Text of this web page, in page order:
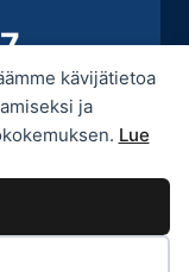
kävijätietoa
ja
Lue
545 5664